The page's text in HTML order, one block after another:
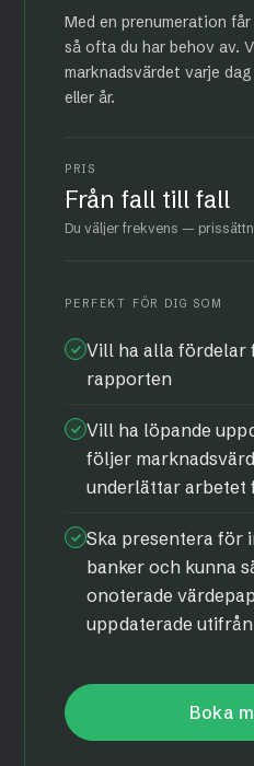
Med en prenumeration
så ofta du har behov av.
marknadsvärdet varje
eller år.
PRIS
Från fall till fall
Du väljer frekvens —
PERFEKT FÖR DIG SOM
Vill ha alla fördelar
rapporten
Vill ha löpande
följer
underlättar arbetet
Ska presentera för
banker och kunna
onoterade
uppdaterade
Boka